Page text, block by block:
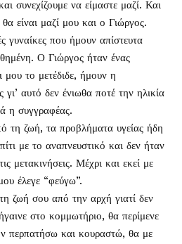
συνεχίζουμε να είμαστε μαζί. Και
είναι μαζί μου και ο Γιώργος.
γυναίκες που ήμουν απίστευτα
Ο Γιώργος ήταν ένας
μου το μετέδιδε, ήμουν η
γι’ αυτό δεν ένιωθα ποτέ την ηλικία
η συγγραφέας.
τη ζωή, τα προβλήματα υγείας ήδη
με το αναπνευστικό και δεν ήταν
μετακινήσεις. Μέχρι και εκεί με
έλεγε “φεύγω”.
ζωή σου από την αρχή γιατί δεν
στο κομμωτήριο, θα περίμενε
περπατήσω και κουραστώ, θα με